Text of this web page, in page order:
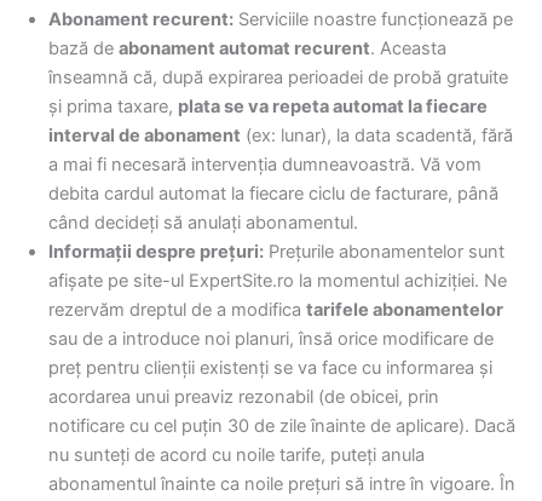
Abonament recurent: Serviciile noastre funcționează pe
bază de abonament automat recurent. Aceasta
înseamnă că, după expirarea perioadei de probă gratuite
și prima taxare, plata se va repeta automat la fiecare
interval de abonament (ex: lunar), la data scadentă, fără
a mai fi necesară intervenția dumneavoastră. Vă vom
debita cardul automat la fiecare ciclu de facturare, până
când decideți să anulați abonamentul.
Informații despre prețuri: Prețurile abonamentelor sunt
afișate pe site-ul ExpertSite.ro la momentul achiziției. Ne
rezervăm dreptul de a modifica tarifele abonamentelor
sau de a introduce noi planuri, însă orice modificare de
preț pentru clienții existenți se va face cu informarea și
acordarea unui preaviz rezonabil (de obicei, prin
notificare cu cel puțin 30 de zile înainte de aplicare). Dacă
nu sunteți de acord cu noile tarife, puteți anula
abonamentul înainte ca noile prețuri să intre în vigoare. În